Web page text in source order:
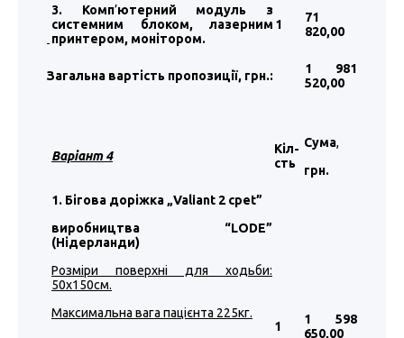
3. Комп’ютерний модуль з
системним блоком, лазерним
принтером, монітором.
1
71
820,00
Загальна вартість пропозиції, грн.:
1 981
520,00
Варіант 4
Кіл-
сть
Сума,
грн.
1. Бігова доріжка „Valiant 2 cpet”
виробництва “LODE”
(Нідерланди)
Розміри поверхні для ходьби:
50х150см.
Максимальна вага пацієнта 225кг.
1
1 598
650,00